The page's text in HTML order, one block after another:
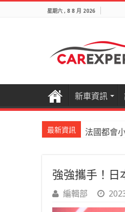
星期六 , 8 8 月 2026
新車資訊
最新資訊 法國都會
國產電油
強強攜手！日
編輯部